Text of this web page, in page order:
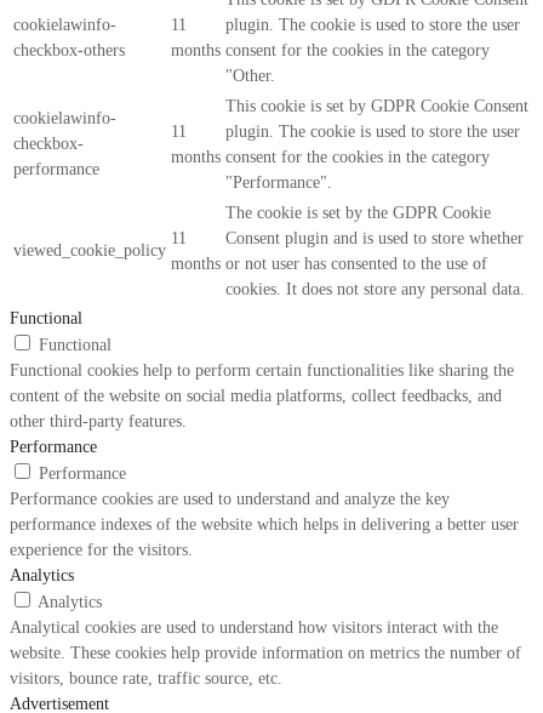
cookielawinfo-
checkbox-others
11
months
plugin. The cookie is used to store the user
consent for the cookies in the category
"Other.
cookielawinfo-
checkbox-
performance
11
months
This cookie is set by GDPR Cookie Consent
plugin. The cookie is used to store the user
consent for the cookies in the category
"Performance".
viewed_cookie_policy
11
months
The cookie is set by the GDPR Cookie
Consent plugin and is used to store whether
or not user has consented to the use of
cookies. It does not store any personal data.
Functional
Functional
Functional cookies help to perform certain functionalities like sharing the
content of the website on social media platforms, collect feedbacks, and
other third-party features.
Performance
Performance
Performance cookies are used to understand and analyze the key
performance indexes of the website which helps in delivering a better user
experience for the visitors.
Analytics
Analytics
Analytical cookies are used to understand how visitors interact with the
website. These cookies help provide information on metrics the number of
visitors, bounce rate, traffic source, etc.
Advertisement